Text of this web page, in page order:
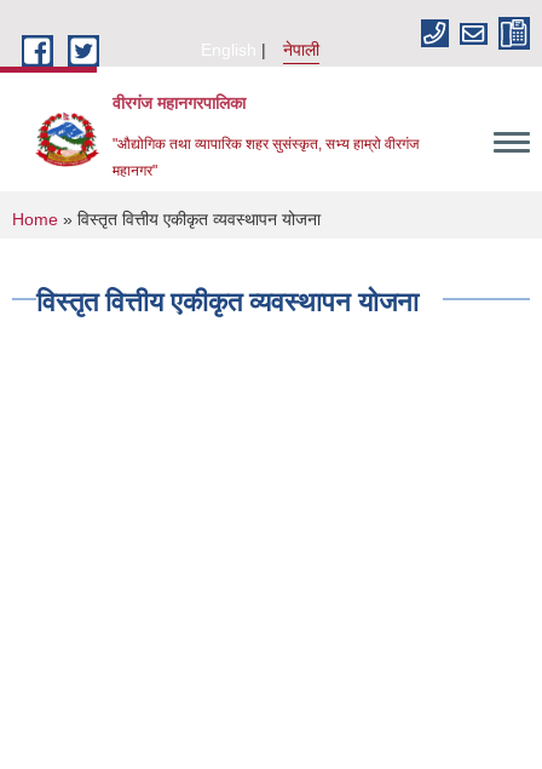
English
नेपाली
वीरगंज महानगरपालिका
"औद्योगिक तथा व्यापारिक शहर सुसंस्कृत, सभ्य हाम्रो वीरगंज
महानगर"
You are here
Home » विस्तृत वित्तीय एकीकृत व्यवस्थापन योजना
विस्तृत वित्तीय एकीकृत व्यवस्थापन योजना